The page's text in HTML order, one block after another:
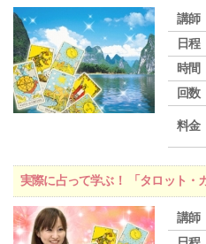
講師
日程
時間
回数
料金
実際に占って学ぶ！ 「タロット・
講師